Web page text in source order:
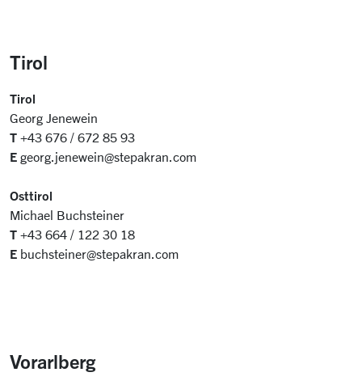
Tirol
Tirol
Georg Jenewein
T +43 676 / 672 85 93
E georg.jenewein@stepakran.com
Osttirol
Michael Buchsteiner
T +43 664 / 122 30 18
E buchsteiner@stepakran.com
Vorarlberg